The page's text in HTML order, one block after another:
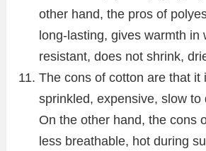
other hand, the pros of
long-lasting, gives warmth in
resistant, does not shrink,
The cons of cotton are that it
sprinkled, expensive, slow to
On the other hand, the cons
less breathable, hot during